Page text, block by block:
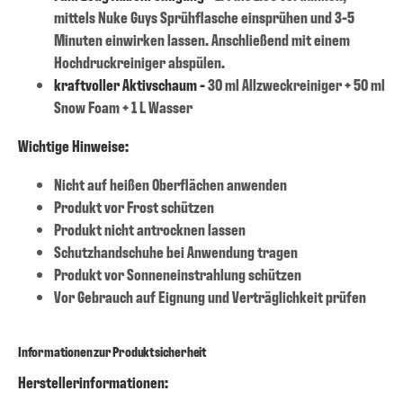
mittels Nuke Guys Sprühflasche einsprühen und 3-5
Minuten einwirken lassen. Anschließend mit einem
Hochdruckreiniger abspülen.
kraftvoller Aktivschaum -30 ml Allzweckreiniger + 50 ml
Snow Foam + 1 L Wasser
Wichtige Hinweise:
Nicht auf heißen Oberflächen anwenden
Produkt vor Frost schützen
Produkt nicht antrocknen lassen
Schutzhandschuhe bei Anwendung tragen
Produkt vor Sonneneinstrahlung schützen
Vor Gebrauch auf Eignung und Verträglichkeit prüfen
Informationen zur Produktsicherheit
Herstellerinformationen: